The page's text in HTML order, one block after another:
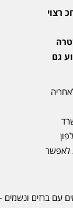
רצוי
גם
לאפשר
עם ברזים